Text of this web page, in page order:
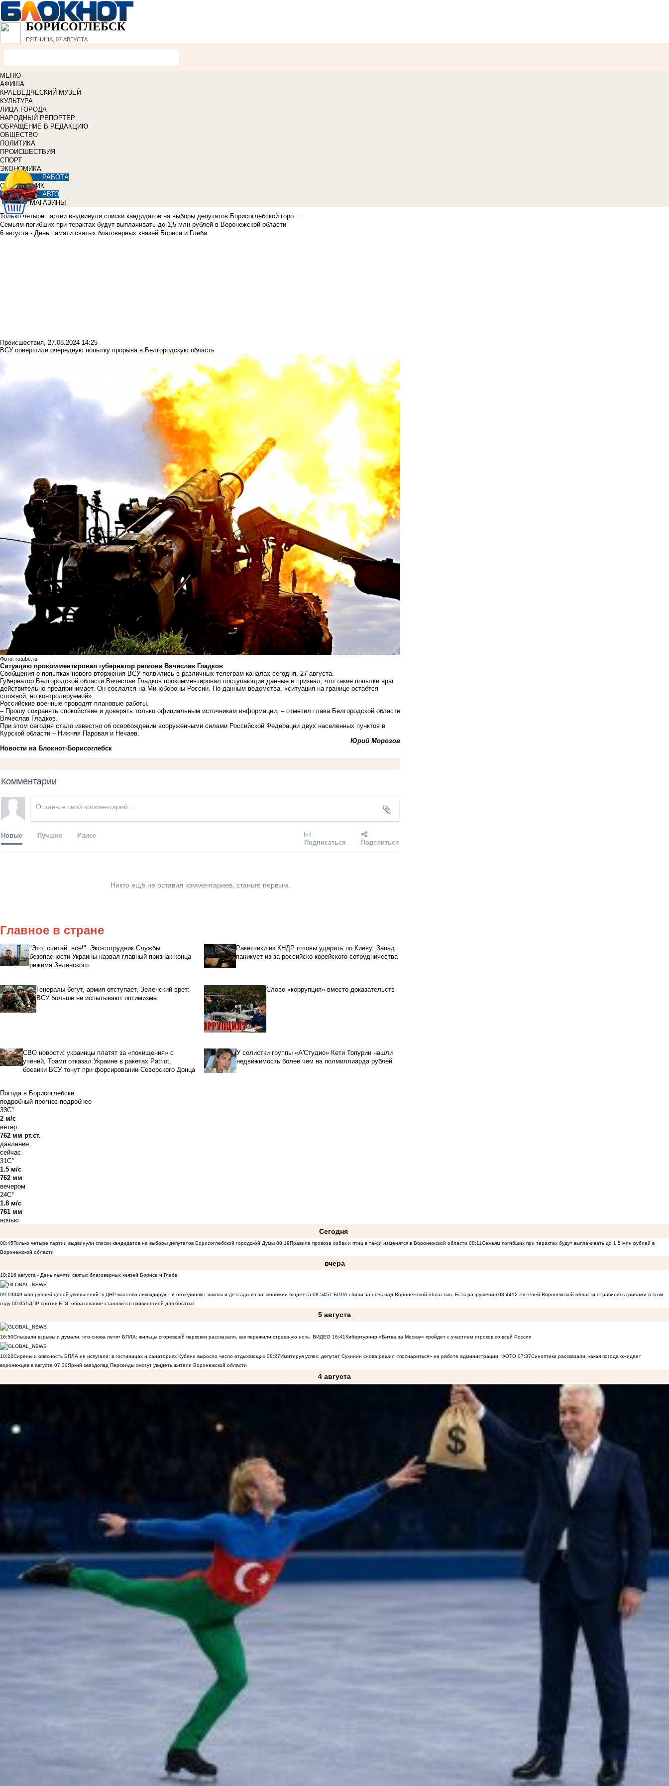
БОРИСОГЛЕБСК
ПЯТНИЦА, 07 АВГУСТА
МЕНЮ
АФИША
КРАЕВЕДЧЕСКИЙ МУЗЕЙ
КУЛЬТУРА
ЛИЦА ГОРОДА
НАРОДНЫЙ РЕПОРТЁР
ОБРАЩЕНИЕ В РЕДАКЦИЮ
ОБЩЕСТВО
ПОЛИТИКА
ПРОИСШЕСТВИЯ
СПОРТ
ЭКОНОМИКА
РАБОТА
СПРАВОЧНИК
АВТО
МАГАЗИНЫ
Только четыре партии выдвинули списки кандидатов на выборы депутатов Борисоглебской горо...
Семьям погибших при терактах будут выплачивать до 1,5 млн рублей в Воронежской области
6 августа - День памяти святых благоверных князей Бориса и Глеба
Происшествия, 27.08.2024 14:25
ВСУ совершили очередную попытку прорыва в Белгородскую область
Фото: rutube.ru
Ситуацию прокомментировал губернатор региона Вячеслав Гладков
Сообщения о попытках нового вторжения ВСУ появились в различных телеграм-каналах сегодня, 27 августа.
Губернатор Белгородской области Вячеслав Гладков прокомментировал поступающие данные и признал, что такие попытки враг
действительно предпринимает. Он сослался на Минобороны России. По данным ведомства, «ситуация на границе остаётся
сложной, но контролируемой».
Российские военные проводят плановые работы.
– Прошу сохранять спокойствие и доверять только официальным источникам информации, – отметил глава Белгородской области
Вячеслав Гладков.
При этом сегодня стало известно об освобождении вооруженными силами Российской Федерации двух населенных пунктов в
Курской области – Нижняя Паровая и Нечаев.
Юрий Морозов
Новости на Блoкнoт-Борисоглебск
Комментарии
Новые Лучшие Ранее
Подписаться Поделиться
Никто ещё не оставил комментариев, станьте первым.
Главное в стране
"Это, считай, всё!": Экс-сотрудник Службы
безопасности Украины назвал главный признак конца
режима Зеленского
Ракетчики из КНДР готовы ударить по Киеву: Запад
паникует из-за российско-корейского сотрудничества
Генералы бегут, армия отступает, Зеленский врет:
ВСУ больше не испытывают оптимизма
Слово «коррупция» вместо доказательств
СВО новости: украинцы платят за «похищения» с
учений, Трамп отказал Украине в ракетах Patriot,
боевики ВСУ тонут при форсировании Северского Донца
У солистки группы «А'Студио» Кети Топурии нашли
недвижимость более чем на полмиллиарда рублей
Погода в Борисоглебске
подробный прогноз подробнее
33C°
2 м/с
ветер
762 мм рт.ст.
давление
сейчас
31C°
1.5 м/с
762 мм
вечером
24C°
1.8 м/с
761 мм
ночью
Сегодня
08:45Только четыре партии выдвинули списки кандидатов на выборы депутатов Борисоглебской городской Думы 08:19Правила провоза собак и птиц в такси изменятся в Воронежской области 08:11Семьям погибших при терактах будут выплачивать до 1,5 млн рублей в
Воронежской области
вчера
10:216 августа - День памяти святых благоверных князей Бориса и Глеба
09:19349 млн рублей ценой увольнений: в ДНР массово ликвидируют и объединяют школы и детсады из-за экономии бюджета 08:5457 БПЛА сбили за ночь над Воронежской областью. Есть разрушения 08:4412 жителей Воронежской области отравились грибами в этом
году 00:05ЛДПР против ЕГЭ: образование становится привилегией для богатых
5 августа
16:50Слышали взрывы и думали, что снова летят БПЛА: жильцы сгоревшей парковки рассказали, как пережили страшную ночь ВИДЕО 16:41Кибертурнир «Битва за Москву» пройдет с участием игроков со всей России
10:22Сирены и опасность БПЛА не испугали: в гостиницах и санаториях Кубани выросло число отдыхающих 08:27Имитируя успех: депутат Сухинин снова решил «попиариться» на работе администрации ФОТО 07:37Синоптики рассказали, какая погода ожидает
воронежцев в августе 07:30Яркий звездопад Персеиды смогут увидеть жители Воронежской области
4 августа